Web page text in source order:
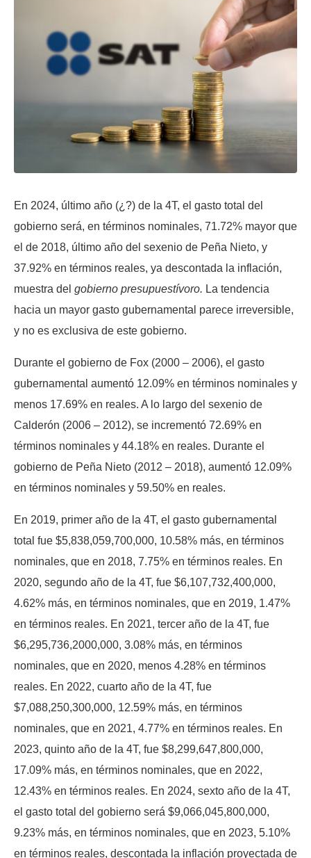
En 2024, último año (¿?) de la 4T, el gasto total del
gobierno será, en términos nominales, 71.72% mayor que
el de 2018, último año del sexenio de Peña Nieto, y
37.92% en términos reales, ya descontada la inflación,
muestra del gobierno presupuestívoro. La tendencia
hacia un mayor gasto gubernamental parece irreversible,
y no es exclusiva de este gobierno.
Durante el gobierno de Fox (2000 – 2006), el gasto
gubernamental aumentó 12.09% en términos nominales y
menos 17.69% en reales. A lo largo del sexenio de
Calderón (2006 – 2012), se incrementó 72.69% en
términos nominales y 44.18% en reales. Durante el
gobierno de Peña Nieto (2012 – 2018), aumentó 12.09%
en términos nominales y 59.50% en reales.
En 2019, primer año de la 4T, el gasto gubernamental
total fue $5,838,059,700,000, 10.58% más, en términos
nominales, que en 2018, 7.75% en términos reales. En
2020, segundo año de la 4T, fue $6,107,732,400,000,
4.62% más, en términos nominales, que en 2019, 1.47%
en términos reales. En 2021, tercer año de la 4T, fue
$6,295,736,2000,000, 3.08% más, en términos
nominales, que en 2020, menos 4.28% en términos
reales. En 2022, cuarto año de la 4T, fue
$7,088,250,300,000, 12.59% más, en términos
nominales, que en 2021, 4.77% en términos reales. En
2023, quinto año de la 4T, fue $8,299,647,800,000,
17.09% más, en términos nominales, que en 2022,
12.43% en términos reales. En 2024, sexto año de la 4T,
el gasto total del gobierno será $9,066,045,800,000,
9.23% más, en términos nominales, que en 2023, 5.10%
en términos reales, descontada la inflación proyectada de